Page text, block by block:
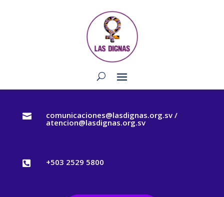
 comunicaciones@lasdignas.org.sv /
atencion@lasdignas.org.sv
 +503 2529 5800